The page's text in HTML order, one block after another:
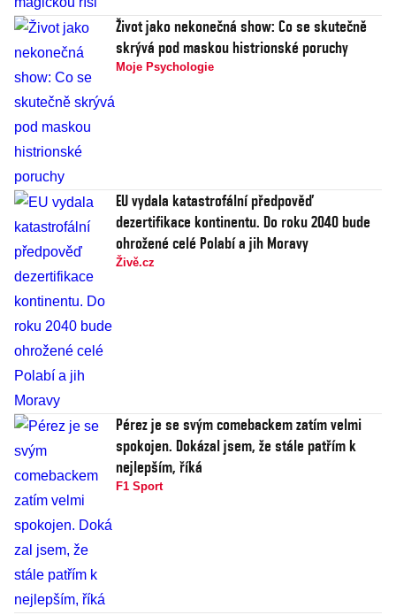
Život jako nekonečná show: Co se skutečně
skrývá pod maskou histrionské poruchy
Moje Psychologie
EU vydala katastrofální předpověď
dezertifikace kontinentu. Do roku 2040 bude
ohrožené celé Polabí a jih Moravy
Živě.cz
Pérez je se svým comebackem zatím velmi
spokojen. Dokázal jsem, že stále patřím k
nejlepším, říká
F1 Sport